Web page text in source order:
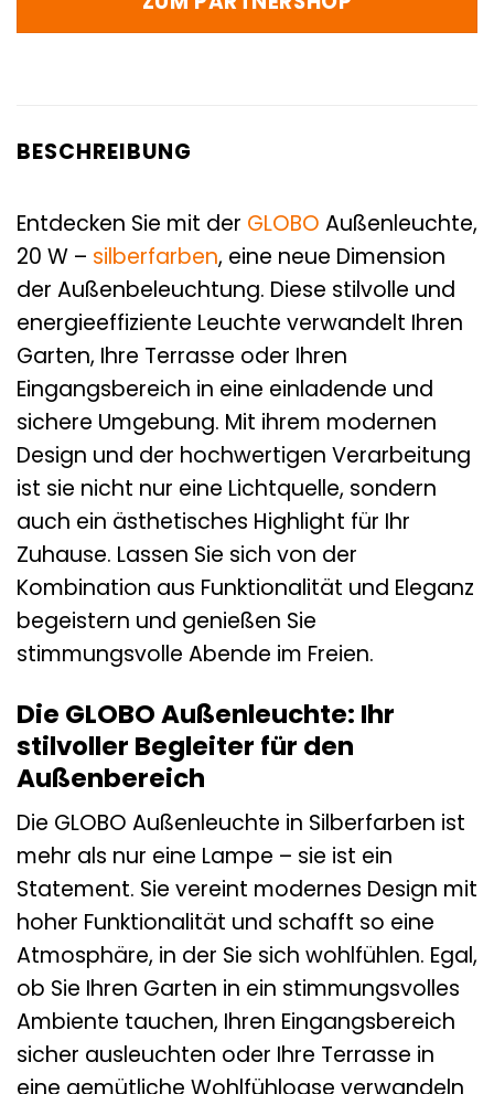
BESCHREIBUNG
Entdecken Sie mit der GLOBO Außenleuchte,
20 W – silberfarben, eine neue Dimension
der Außenbeleuchtung. Diese stilvolle und
energieeffiziente Leuchte verwandelt Ihren
Garten, Ihre Terrasse oder Ihren
Eingangsbereich in eine einladende und
sichere Umgebung. Mit ihrem modernen
Design und der hochwertigen Verarbeitung
ist sie nicht nur eine Lichtquelle, sondern
auch ein ästhetisches Highlight für Ihr
Zuhause. Lassen Sie sich von der
Kombination aus Funktionalität und Eleganz
begeistern und genießen Sie
stimmungsvolle Abende im Freien.
Die GLOBO Außenleuchte: Ihr
stilvoller Begleiter für den
Außenbereich
Die GLOBO Außenleuchte in Silberfarben ist
mehr als nur eine Lampe – sie ist ein
Statement. Sie vereint modernes Design mit
hoher Funktionalität und schafft so eine
Atmosphäre, in der Sie sich wohlfühlen. Egal,
ob Sie Ihren Garten in ein stimmungsvolles
Ambiente tauchen, Ihren Eingangsbereich
sicher ausleuchten oder Ihre Terrasse in
eine gemütliche Wohlfühloase verwandeln